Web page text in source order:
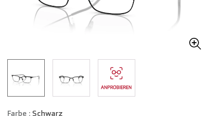
Farbe : Schwarz